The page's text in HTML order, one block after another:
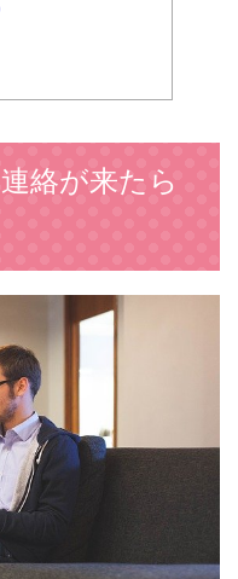
絡が来たら